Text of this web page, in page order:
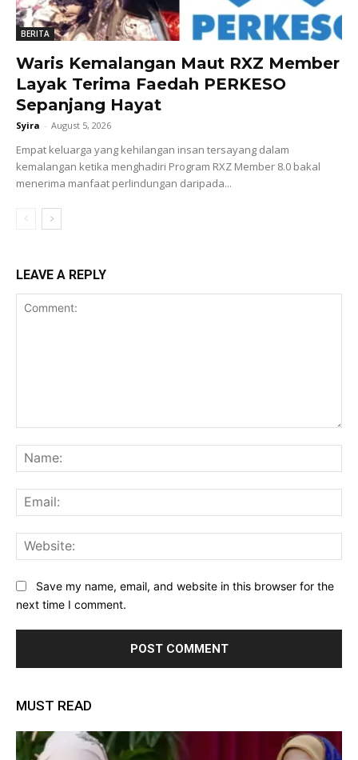
BERITA
Waris Kemalangan Maut RXZ Member
Layak Terima Faedah PERKESO
Sepanjang Hayat
Syira - August 5, 2026
Empat keluarga yang kehilangan insan tersayang dalam
kemalangan ketika menghadiri Program RXZ Member 8.0 bakal
menerima manfaat perlindungan daripada...
LEAVE A REPLY
Save my name, email, and website in this browser for the
next time I comment.
MUST READ